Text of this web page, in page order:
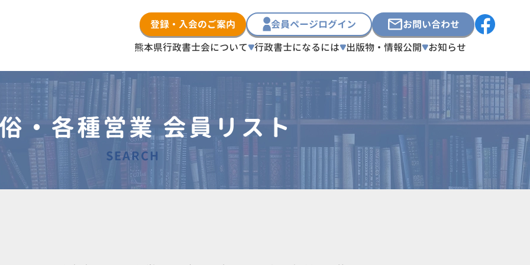
登録・入会のご案内 会員ページログイン
お問い合わせ
熊本県行政書士会について 行政書士になるには 出版物・情報公開 お知らせ
・各種営業 会員リスト
SEARCH